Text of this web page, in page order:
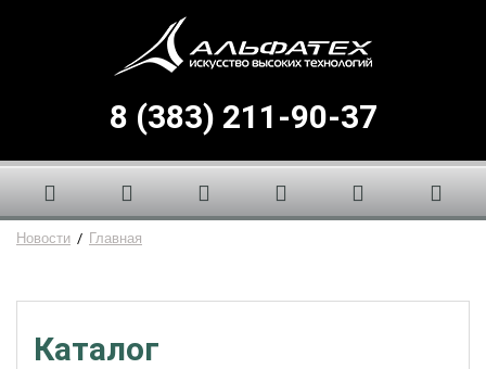
8 (383) 211-90-37
Новости / Главная
Каталог